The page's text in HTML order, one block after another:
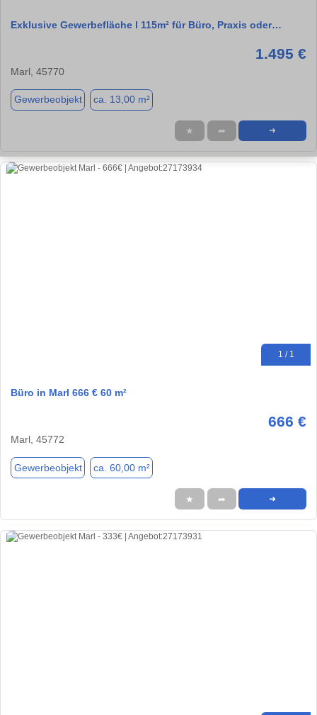
Exklusive Gewerbefläche l 115m² für Büro, Praxis oder…
1.495 €
Marl, 45770
Gewerbeobjekt ca. 13,00 m²
★ ➦ ➜
1 / 1
Büro in Marl 666 € 60 m²
666 €
Marl, 45772
Gewerbeobjekt ca. 60,00 m²
★ ➦ ➜